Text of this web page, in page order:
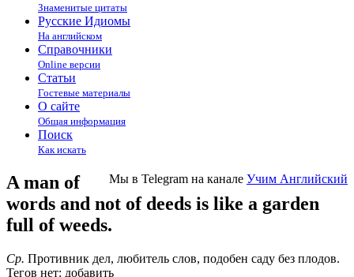
Знаменитые цитаты
Русские Идиомы
На английском
Справочники
Online версии
Статьи
Гостевые материалы
О сайте
Общая информация
Поиск
Как искать
Мы в Telegram на канале Учим Английский
A man of
words and not of deeds is like a garden
full of weeds.
Cp. Противник дел, любитель слов, подобен саду без плодов.
Тегов нет: добавить